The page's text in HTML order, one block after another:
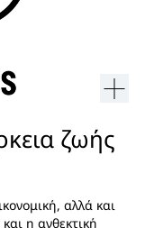
ζωής
αλλά και
η ανθεκτική